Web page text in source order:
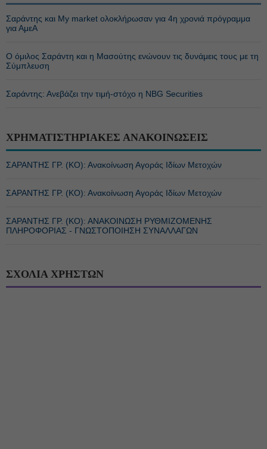
Σαράντης και My market ολοκλήρωσαν για 4η χρονιά πρόγραμμα
για ΑμεΑ
Ο όμιλος Σαράντη και η Μασούτης ενώνουν τις δυνάμεις τους με τη
Σύμπλευση
Σαράντης: Ανεβάζει την τιμή-στόχο η NBG Securities
ΧΡΗΜΑΤΙΣΤΗΡΙΑΚΕΣ ΑΝΑΚΟΙΝΩΣΕΙΣ
ΣΑΡΑΝΤΗΣ ΓΡ. (ΚΟ): Ανακοίνωση Αγοράς Ιδίων Μετοχών
ΣΑΡΑΝΤΗΣ ΓΡ. (ΚΟ): Ανακοίνωση Αγοράς Ιδίων Μετοχών
ΣΑΡΑΝΤΗΣ ΓΡ. (ΚΟ): ΑΝΑΚΟΙΝΩΣΗ ΡΥΘΜΙΖΟΜΕΝΗΣ
ΠΛΗΡΟΦΟΡΙΑΣ - ΓΝΩΣΤΟΠΟΙΗΣΗ ΣΥΝΑΛΛΑΓΩΝ
ΣΧΟΛΙΑ ΧΡΗΣΤΩΝ